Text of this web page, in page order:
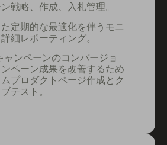
戦略、作成、入札管理。
定期的な最適化を伴うモニ
細レポーティング。
ャンペーンのコンバージョ
ペーン成果を改善するため
プロダクトページ作成とク
テスト。